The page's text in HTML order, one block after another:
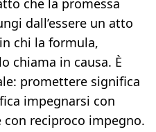
dall’essere un atto
chi la formula,
chiama in causa. È
promettere significa
impegnarsi con
con reciproco impegno.